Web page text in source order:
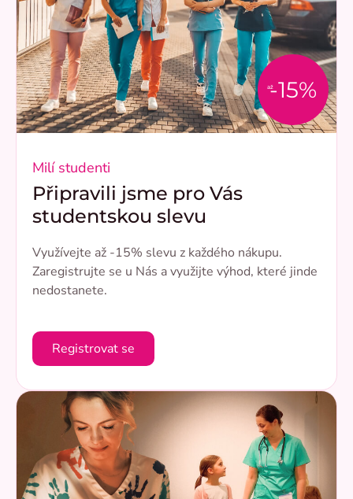
až-15%
Milí studenti
Připravili jsme pro Vás
studentskou slevu
Využívejte až -15% slevu z každého nákupu.
Zaregistrujte se u Nás a využijte výhod, které jinde
nedostanete.
Registrovat se